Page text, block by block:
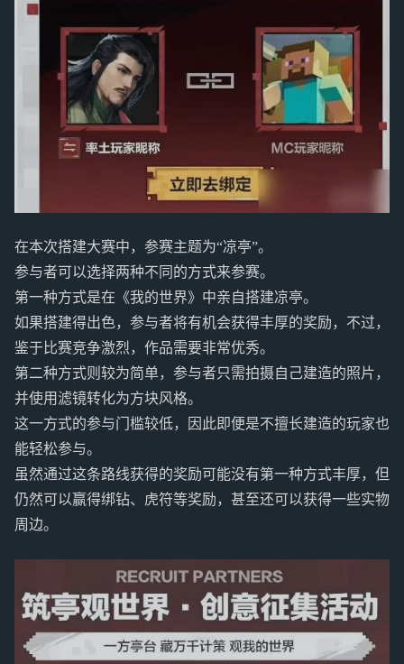
在本次搭建大赛中，参赛主题为“凉亭”。
参与者可以选择两种不同的方式来参赛。
第一种方式是在《我的世界》中亲自搭建凉亭。
如果搭建得出色，参与者将有机会获得丰厚的奖励，不过，
鉴于比赛竞争激烈，作品需要非常优秀。
第二种方式则较为简单，参与者只需拍摄自己建造的照片，
并使用滤镜转化为方块风格。
这一方式的参与门槛较低，因此即便是不擅长建造的玩家也
能轻松参与。
虽然通过这条路线获得的奖励可能没有第一种方式丰厚，但
仍然可以赢得绑钻、虎符等奖励，甚至还可以获得一些实物
周边。